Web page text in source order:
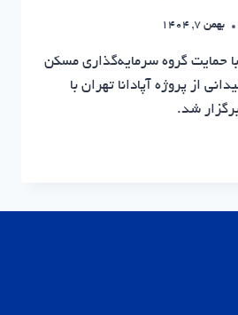
بهمن 7, 1404
با حمایت گروه سرمایه‌گذاری مسکن
از پروژه آپادانا تهران با
شد.